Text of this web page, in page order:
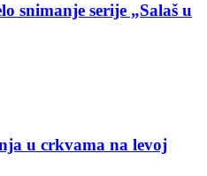
snimanje serije „Salaš u
u crkvama na levoj